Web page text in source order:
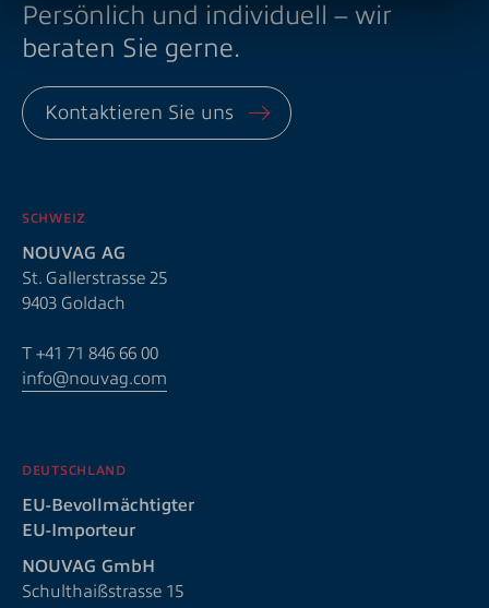
Persönlich und individuell – wir
beraten Sie gerne.
Kontaktieren Sie uns
SCHWEIZ
NOUVAG AG
St. Gallerstrasse 25
9403 Goldach
T+41 71 846 66 00
info@nouvag.com
DEUTSCHLAND
EU-Bevollmächtigter
EU-Importeur
NOUVAG GmbH
Schulthaißstrasse 15